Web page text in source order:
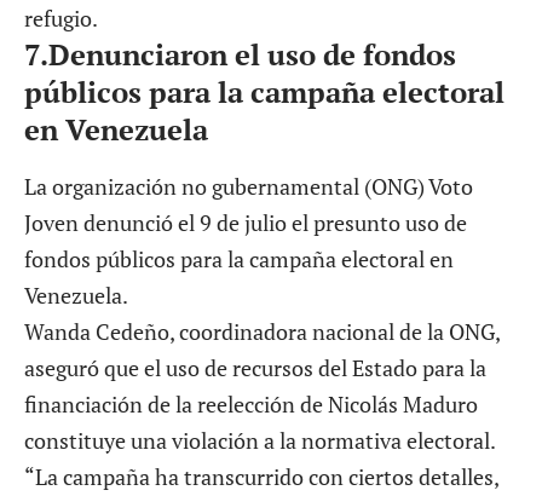
refugio.
7.Denunciaron el uso de fondos
públicos para la campaña electoral
en Venezuela
La organización no gubernamental (ONG) Voto
Joven denunció el 9 de julio el presunto uso de
fondos públicos para la campaña electoral en
Venezuela.
Wanda Cedeño, coordinadora nacional de la ONG,
aseguró que el uso de recursos del Estado para la
financiación de la reelección de Nicolás Maduro
constituye una violación a la normativa electoral.
“La campaña ha transcurrido con ciertos detalles,